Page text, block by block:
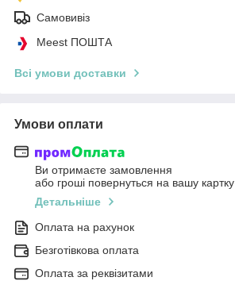
Самовивіз
Meest ПОШТА
Всі умови доставки
Умови оплати
Ви отримаєте замовлення
або гроші повернуться на вашу картку
Детальніше
Оплата на рахунок
Безготівкова оплата
Оплата за реквізитами